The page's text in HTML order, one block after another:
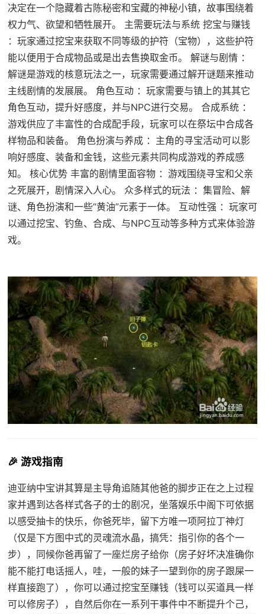
决定在一个隐藏着古陈秘密和宝藏的神秘小镇，故事围绕着
权力气、欲望和牺牲展开。 主需要玩法与系统 挖宝与赚钱
：玩家通过挖宝来获取不同等级的护符（宝物），这些护符
能以便用于合成物品或是出去售换取金币。 解谜与剧情 ：
解谜是游戏的核意玩法之一，玩家需要通过解开谜题来推动
主线剧情的发展展。 角色互动 ：玩家需要与镇上的其其它
角色互动，提升好感度，并与NPC进行交易。 合成系统 ：
游戏供应了丰富性的合成配手段，玩家可以在祭坛中合成各
样物品和装备。 角色扮演与养成 ：主角的寻宝活动可以影
响好感度、装备和金钱，这些元素共同构成游戏的养成感
知。 核心优势 丰富的剧情里面容物 ：游戏围绕寻宝和父亲
之死展开，剧情深入人心。 众多样式的玩法 ：集冒险、解
谜、角色扮演和一些“黄油”元素于一体。 互动性强 ：玩家可
以通过挖宝、钓鱼、合成、与NPC互动等多种方式来体验游
戏。
🎉 游戏指南
迪亚纳中宝讲其算是主导角追随其他爸的脚步正在之上过程
家并遇到达各样式各子的士的剧况，坐落娱乐中阁下可依据
以感受抽卡的快乐，你爸死毕，留下方唯一项阿拉丁神灯
（仅是下方图中式的灵魂流水晶，搞凭：指引你的各个一
步），同候你爸再留了一座烂房子给你（房子好坏决准确你
能不能打电话摇人，哇，一般的妹子一望到你的房子跟屎一
样直接跑了），你可以通过挖宝至赚钱（钱可以买道具一样
可以修房子），自然后你在一系列干事件中不断提升个己，